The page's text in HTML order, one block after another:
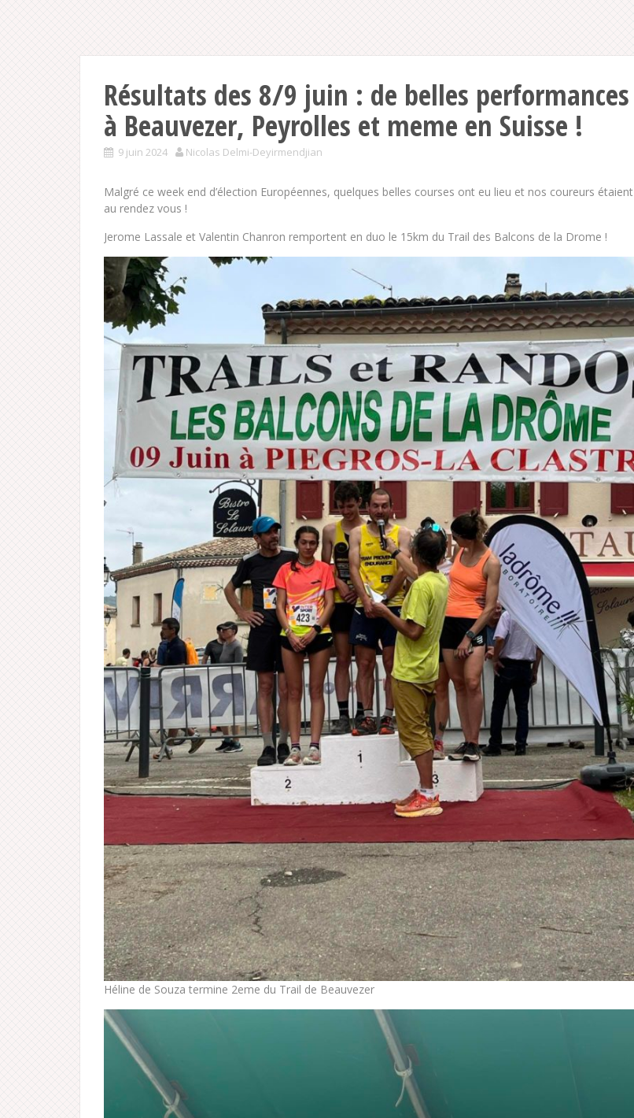
Résultats des 8/9 juin : de belles performances
à Beauvezer, Peyrolles et meme en Suisse !
9 juin 2024 Nicolas Delmi-Deyirmendjian
Malgré ce week end d’élection Européennes, quelques belles courses ont eu lieu et nos coureurs étaient
au rendez vous !
Jerome Lassale et Valentin Chanron remportent en duo le 15km du Trail des Balcons de la Drome !
Héline de Souza termine 2eme du Trail de Beauvezer